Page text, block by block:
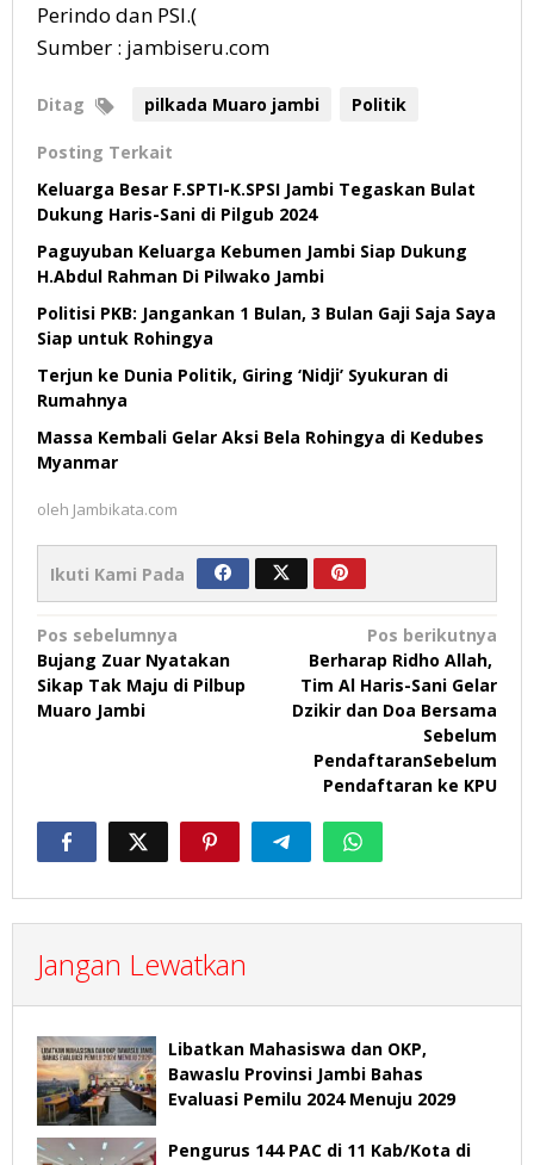
Perindo dan PSI.(
Sumber : jambiseru.com
Ditag pilkada Muaro jambi Politik
Posting Terkait
Keluarga Besar F.SPTI-K.SPSI Jambi Tegaskan Bulat
Dukung Haris-Sani di Pilgub 2024
Paguyuban Keluarga Kebumen Jambi Siap Dukung
H.Abdul Rahman Di Pilwako Jambi
Politisi PKB: Jangankan 1 Bulan, 3 Bulan Gaji Saja Saya
Siap untuk Rohingya
Terjun ke Dunia Politik, Giring ‘Nidji’ Syukuran di
Rumahnya
Massa Kembali Gelar Aksi Bela Rohingya di Kedubes
Myanmar
oleh Jambikata.com
Ikuti Kami Pada
Navigasi
pos
Pos sebelumnya
Bujang Zuar Nyatakan
Sikap Tak Maju di Pilbup
Muaro Jambi
Pos berikutnya
Berharap Ridho Allah,
Tim Al Haris-Sani Gelar
Dzikir dan Doa Bersama
Sebelum
PendaftaranSebelum
Pendaftaran ke KPU
Jangan Lewatkan
Libatkan Mahasiswa dan OKP,
Bawaslu Provinsi Jambi Bahas
Evaluasi Pemilu 2024 Menuju 2029
Pengurus 144 PAC di 11 Kab/Kota di